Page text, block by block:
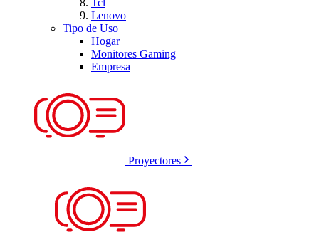
Lenovo
Tipo de Uso
Hogar
Monitores Gaming
Empresa
Proyectores